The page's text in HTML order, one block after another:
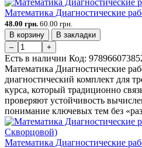
Математика Диагностические
48.00 грн. 60.00 грн.
В корзину
В закладки
–
+
Есть в наличии Код:
Математика Диагностические
диагностический комплект для
курса, который традиционно
проверяют устойчивость
понимание ключевых тем без
Математика Диагностические